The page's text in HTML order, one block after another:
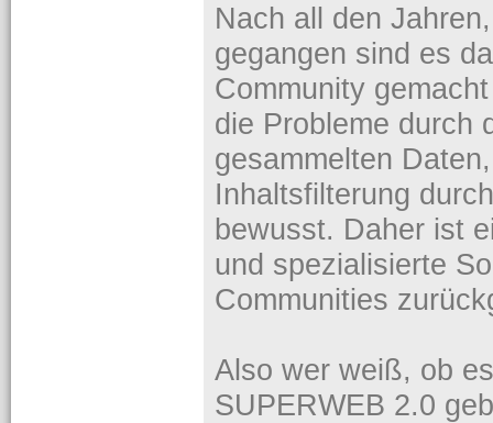
Nach all den
gegangen sind es
Community
die Probleme durch
gesammelten
Inhaltsfilterung
bewusst. Daher ist
und spezialisierte
Communities
Also wer weiß, ob
SUPERWEB 2.0